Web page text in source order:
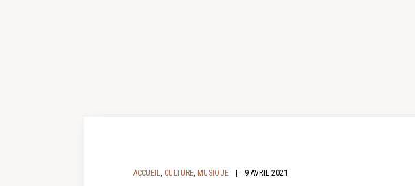
ACCUEIL, CULTURE, MUSIQUE 9 AVRIL 2021